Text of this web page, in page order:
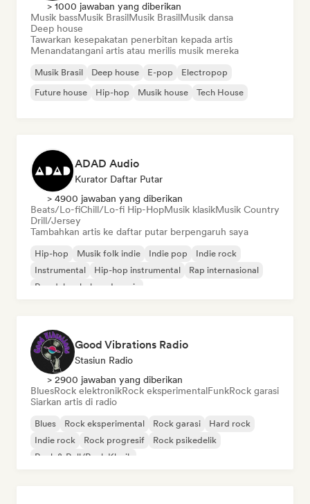
> 1000 jawaban yang diberikan
Musik bassMusik BrasilMusik BrasilMusik dansa
Deep house
Tawarkan kesepakatan penerbitan kepada artis
Menandatangani artis atau merilis musik mereka
Musik Brasil Deep house E-pop
Electropop
Future house
Hip-hop Musik house Tech House
ADAD Audio
Kurator Daftar Putar
> 4900 jawaban yang diberikan
Beats/Lo-fiChill/Lo-fi Hip-HopMusik klasikMusik Country
Drill/Jersey
Tambahkan artis ke daftar putar berpengaruh saya
Hip-hop Musik folk indie Indie pop
Indie rock
Instrumental
Hip-hop instrumental
Rap internasional
Rap dalam bahasa Inggris
Good Vibrations Radio
Stasiun Radio
> 2900 jawaban yang diberikan
BluesRock elektronikRock eksperimentalFunkRock garasi
Siarkan artis di radio
Blues Rock eksperimental Rock garasi
Hard rock
Indie rock
Rock progresif
Rock psikedelik
Rock & Roll/Rock Klasik